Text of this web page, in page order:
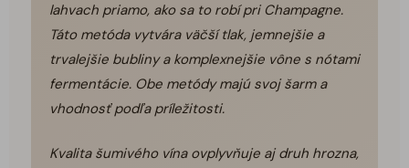
lahvach priamo, ako sa to robí pri Champagne.
Táto metóda vytvára väčší tlak, jemnejšie a
trvalejšie bubliny a komplexnejšie vône s nótami
fermentácie. Obe metódy majú svoj šarm a
vhodnosť podľa príležitosti.
Kvalita šumivého vína ovplyvňuje aj druh hrozna,